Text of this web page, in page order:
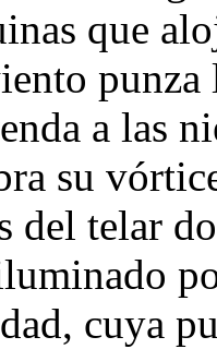
que
a las
su
del telar
cuya